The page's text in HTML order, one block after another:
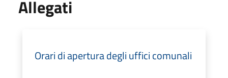
Allegati
Orari di apertura degli uffici comunali